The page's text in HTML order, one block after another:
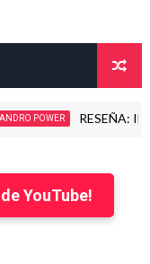
RESEÑA:
YouTube!